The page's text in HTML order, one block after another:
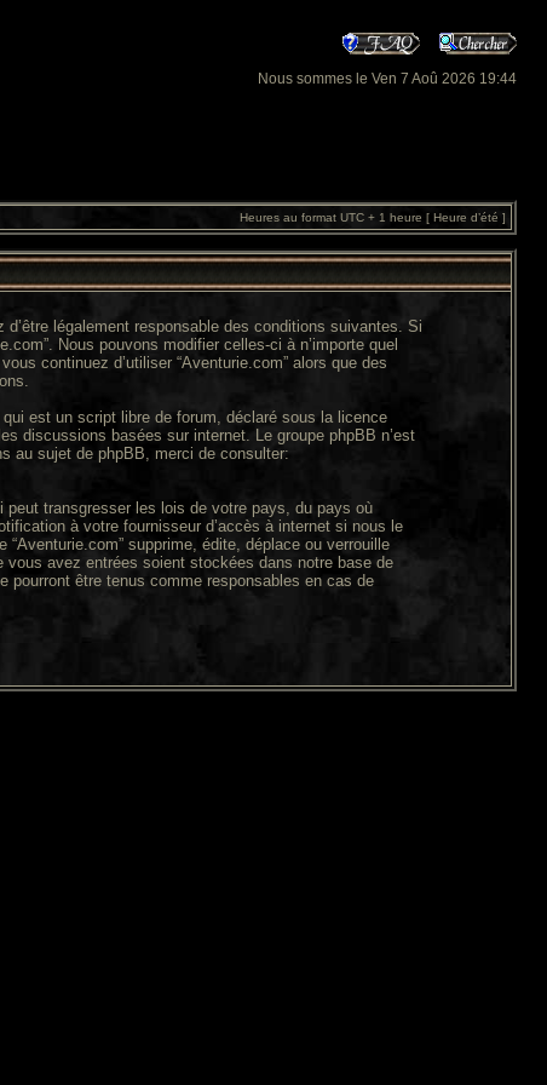
Nous sommes le Ven 7 Aoû 2026 19:44
Heures au format UTC + 1 heure [ Heure d’été ]
d’être légalement responsable des conditions suivantes. Si
Nous pouvons modifier celles-ci à n’importe quel
continuez d’utiliser “Aventurie.com” alors que des
qui est un script libre de forum, déclaré sous la licence
discussions basées sur internet. Le groupe phpBB n’est
au sujet de phpBB, merci de consulter:
transgresser les lois de votre pays, du pays où
à votre fournisseur d’accès à internet si nous le
supprime, édite, déplace ou verrouille
vous avez entrées soient stockées dans notre base de
pourront être tenus comme responsables en cas de